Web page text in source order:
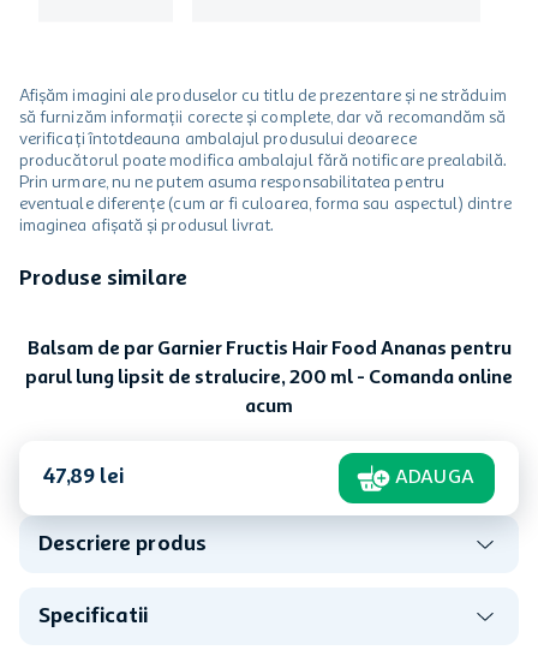
Afișăm imagini ale produselor cu titlu de prezentare și ne străduim
să furnizăm informații corecte și complete, dar vă recomandăm să
verificați întotdeauna ambalajul produsului deoarece
producătorul poate modifica ambalajul fără notificare prealabilă.
Prin urmare, nu ne putem asuma responsabilitatea pentru
eventuale diferențe (cum ar fi culoarea, forma sau aspectul) dintre
imaginea afișată și produsul livrat.
Produse similare
Balsam de par Garnier Fructis Hair Food Ananas pentru
parul lung lipsit de stralucire, 200 ml - Comanda online
acum
47,89 lei ADAUGA
Descriere produs
Specificatii